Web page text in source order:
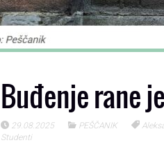
Buđenje rane
29.08.2025 PEŠČANIK
Studenti